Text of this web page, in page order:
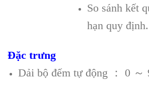
So sánh kết
hạn quy định.
Đặc trưng
Dải bộ đếm tự động ： 0 ～